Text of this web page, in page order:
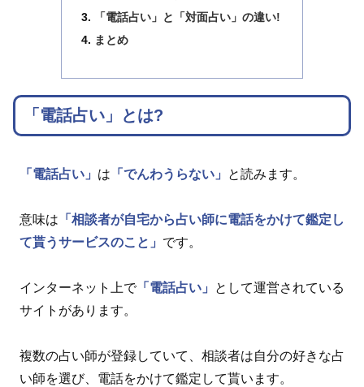
「電話占い」と「対面占い」の違い!
まとめ
「電話占い」とは?
「電話占い」 は 「でんわうらない」 と読みます。
意味は 「相談者が自宅から占い師に電話をかけて鑑定し
て貰うサービスのこと」 です。
インターネット上で「電話占い」
として運営されている
サイトがあります。
複数の占い師が登録していて、相談者は自分の好きな占
い師を選び、電話をかけて鑑定して貰います。